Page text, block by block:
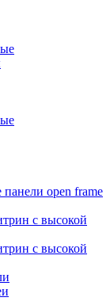
open frame
с высокой
с высокой